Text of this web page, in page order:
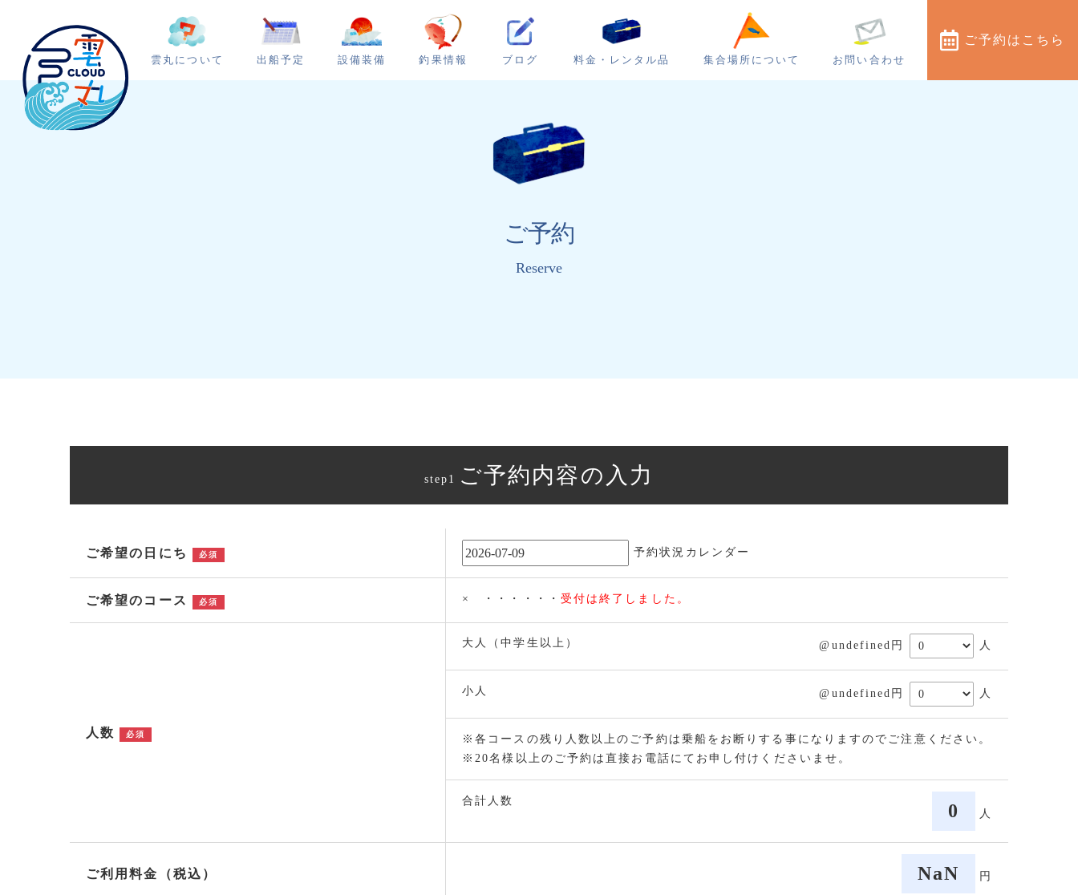
雲丸について 出船予定 設備装備 釣果情報 ブログ 料金・レンタル品 集合場所について お問い合わせ
ご予約 はこちら
ご予約
Reserve
step1 ご予約内容の入力
ご希望の日にち 必須 予約状況カレンダー
ご希望のコース 必須 × ・・・・・・ 受付は終了しました。
人数 必須
大人（中学生以上） @undefined円 人
小人 @undefined円 人
※各コースの残り人数以上のご予約は乗船をお断りする事になりますのでご注意ください。
※20名様以上のご予約は直接お電話にてお申し付けくださいませ。
合計人数 0 人
ご利用料金（税込） NaN 円